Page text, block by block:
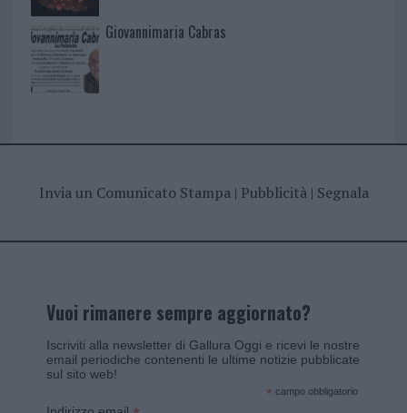
Giovannimaria Cabras
Invia un Comunicato Stampa| Pubblicità| Segnala
Vuoi rimanere sempre aggiornato?
Iscriviti alla newsletter di Gallura Oggi e ricevi le nostre
email periodiche contenenti le ultime notizie pubblicate
sul sito web!
* campo obbligatorio